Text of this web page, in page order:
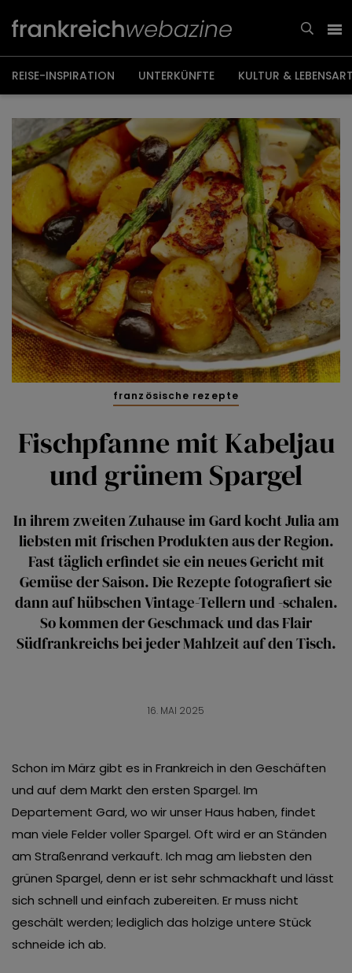
Inhalt
REISE-INSPIRATION UNTERKÜNFTE KULTUR &
französische rezepte
Fischpfanne mit Kabeljau
und grünem Spargel
In ihrem zweiten Zuhause im Gard kocht Julia am
liebsten mit frischen Produkten aus der Region.
Fast täglich erfindet sie ein neues Gericht mit
Gemüse der Saison. Die Rezepte fotografiert sie
dann auf hübschen Vintage-Tellern und -schalen.
So kommen der Geschmack und das Flair
Südfrankreichs bei jeder Mahlzeit auf den Tisch.
16. MAI 2025
Schon im März gibt es in Frankreich in den Geschäften
und auf dem Markt den ersten Spargel. Im
Departement Gard, wo wir unser Haus haben, findet
man viele Felder voller Spargel. Oft wird er an Ständen
am Straßenrand verkauft. Ich mag am liebsten den
grünen Spargel, denn er ist sehr schmackhaft und lässt
sich schnell und einfach zubereiten. Er muss nicht
geschält werden; lediglich das holzige untere Stück
schneide ich ab.